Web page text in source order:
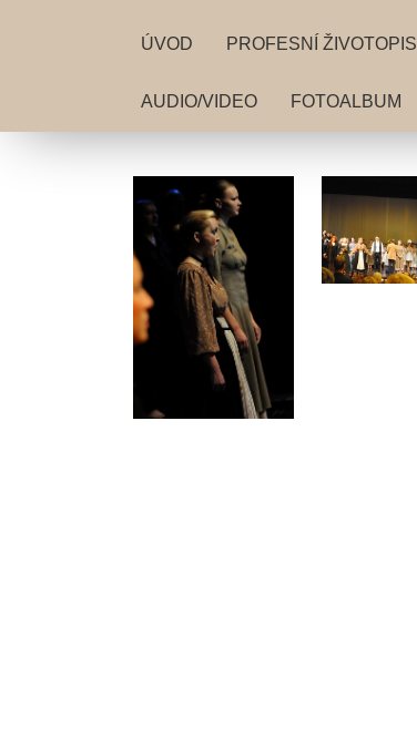
ÚVOD PROFESNÍ ŽIVOTOPIS
AUDIO/VIDEO FOTOALBUM